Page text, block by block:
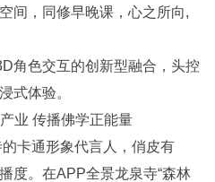
间，同修早晚课，心之所向,
角色交互的创新型融合，头控
式体验。
业 传播佛学正能量
的卡通形象代言人，俏皮有
度。在APP全景龙泉寺“森林